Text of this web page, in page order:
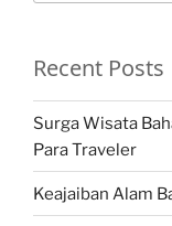
Recent Posts
Surga Wisata
Para Traveler
Keajaiban Alam